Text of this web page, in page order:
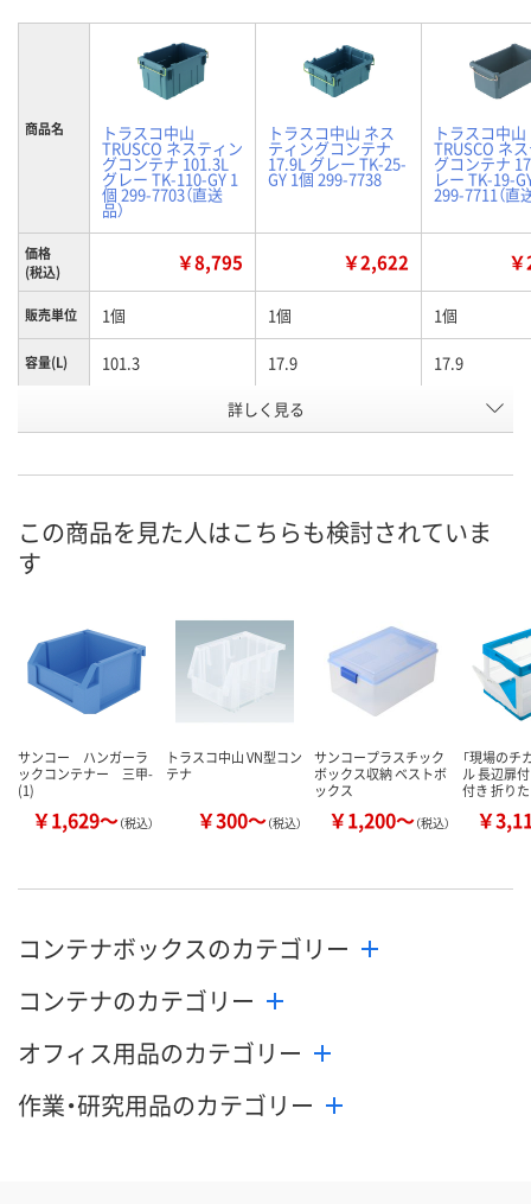
商品名 トラスコ中山
TRUSCO ネスティン
グコンテナ 101.3L
グレー TK-110-GY 1
個 299-7703（直送
品）
トラスコ中山 ネス
ティングコンテナ
17.9L グレー TK-25-
GY 1個 299-7738
トラスコ中山
TRUSCO ネ
グコンテナ
レー TK-19-
299-7711（直
価格
(税込)
￥8,795 ￥2,622
販売単位 1個 1個 1個
容量(L) 101.3 17.9 17.9
369
お申込番
号
4393434 4393452 4392769
お届け日 8月12日（水） 8月12日（水）
数量
カゴへ
お取り扱い終了しま
カ
詳しく見る
この商品を見た人はこちらも検討されていま
す
サンコー ハンガーラ
ックコンテナー 三甲-
(1)
￥1,629～（税込）
トラスコ中山 VN型コン
テナ
￥300～（税込）
サンコープラスチック
ボックス収納 ベストボ
ックス
￥1,200～（税込）
「現場のチ
ル 長辺扉
付き 折り
￥
コンテナボックスのカテゴリー
コンテナのカテゴリー
オフィス用品のカテゴリー
作業・研究用品のカテゴリー